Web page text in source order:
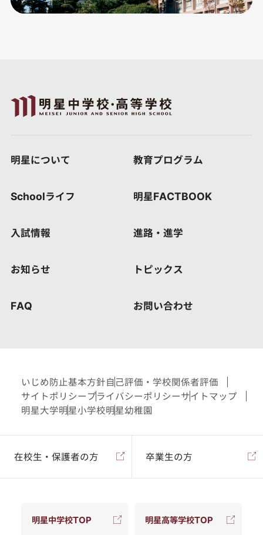
明星について 教育プログラム
Schoolライフ 明星FACTBOOK
入試情報 進路・進学
お知らせ トピックス
FAQ お問い合わせ
いじめ防止基本方針自己評価・学校関係者評価
サイトポリシー プライバシーポリシーサイトマップ
明星大学明星小学校明星幼稚園
在校生・保護者の方 卒業生の方
明星中学校TOP 明星高等学校TOP